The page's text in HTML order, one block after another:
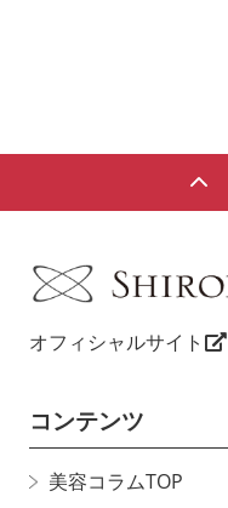
オフィシャルサイト
コンテンツ
美容コラムTOP